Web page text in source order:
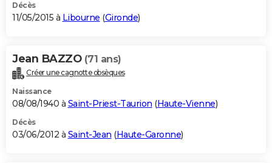
Décès
11/05/2015 à Libourne (Gironde)
Jean BAZZO (71 ans)
Créer une cagnotte obsèques
Naissance
08/08/1940 à Saint-Priest-Taurion (Haute-Vienne)
Décès
03/06/2012 à Saint-Jean (Haute-Garonne)